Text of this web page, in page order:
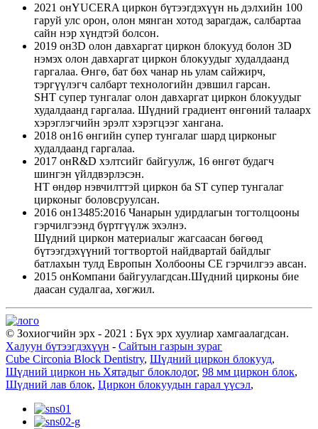
2021 онYUCERA циркон бүтээгдэхүүн нь дэлхийн 100
гаруй улс орон, олон мянган хотод зарагдаж, салбартаа
сайн нэр хүндтэй болсон.
2019 он3D олон давхаргат циркон блокууд болон 3D
нэмэх олон давхаргат циркон блокуудыг худалдаанд
гаргалаа. Өнгө, бат бөх чанар нь улам сайжирч,
тэргүүлэгч салбарт технологийн дэвшил гарсан.
SHT супер тунгалаг олон давхаргат циркон блокуудыг
худалдаанд гаргалаа. Шүдний градиент өнгөний талаарх
хэрэглэгчийн эрэлт хэрэгцээг хангана.
2018 он16 өнгийн супер тунгалаг шард цирконыг
худалдаанд гаргалаа.
2017 онR&D хэлтсийг байгуулж, 16 өнгөт будагч
шингэн үйлдвэрлэсэн.
HT өндөр нэвчилттэй циркон ба ST супер тунгалаг
цирконыг боловсруулсан.
2016 он13485:2016 Чанарын удирдлагын тогтолцооны
гэрчилгээнд бүртгүүлж эхэлнэ.
Шүдний циркон материалыг жагсаасан бөгөөд
бүтээгдэхүүний тогтвортой найдвартай байдлыг
батлахын тулд Европын Холбооны CE гэрчилгээ авсан.
2015 онКомпани байгуулагдсан.Шүдний цирконы бие
даасан судалгаа, хөгжил.
© Зохиогчийн эрх - 2021 : Бүх эрх хуулиар хамгаалагдсан.
Халуун бүтээгдэхүүн - Сайтын газрын зураг
Cube Circonia Block Dentistry, Шүдний циркон блокууд,
Шүдний циркон нь Хятадыг блоклодог, 98 мм циркон блок,
Шүдний лав блок, Циркон блокуудын гарал үүсэл,